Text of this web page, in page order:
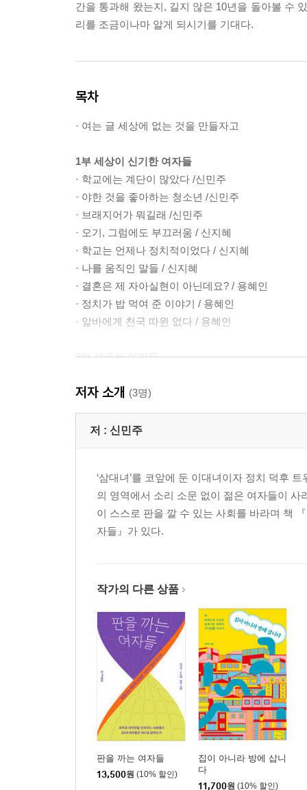
간을 통과해 왔는지, 길지 않은 10년을 돌아볼 수
리를 조금이나마 알게 되시기를 기대다.
목차
· 여는 글 세상에 없는 것을 만들자고
1부 세상이 신기한 여자들
· 학교에는 계단이 많았다 /신민주
· 야한 것을 좋아하는 청소년 /신민주
· 브래지어가 뭐길래 /신민주
· 오기, 그럼에도 부끄러움 / 신지혜
· 학교는 언제나 정치적이었다 / 신지혜
· 나를 움직인 말들 / 신지혜
· 결혼은 제 자아실현이 아닌데요? / 용혜인
· 정치가 밥 먹여 준 이야기 / 용혜인
· 알바에게 천국 따윈 없다 / 용혜인
2부 싸우는 여자들
· 사람은 꽃이다. 우리는 꽃이다. 노동자는 꽃이다.
· 강남구청 개새끼 / 신지혜
· 바닥에 코를 박는 개미들 / 신민주
· 당당히 산재를 신청하는 법 / 신민주
· 인생 참! 망했어요. / 용혜인
· 고양시 블랙리스트 / 신지혜
· 백만의 광장에서 끌어내린 것들 / 신민주
· 굿바이, 아재 정치 / 신민주
· 그래, 우리 창당합시다! / 신지혜
· 기본소득당 모험, 시동을 걸다 / 용혜인
· 5천 명, 어디에 있을까? / 용혜인
· 밥 축내는 사람 / 신민주
· 왜 하필 기본소득당인가요? / 신민주
· 바람 쐬러 갈까? / 신지혜
· OK, 계획대로 되고 있어 / 용혜인
· 곁들이는 글 반짝거리며 나를 물들인 사람들 / 문
저자 소개 (3명)
저 : 신민주
‘삼대녀’를 코앞에 둔 이대녀이자 정치 덕후
의 영역에서 소리 소문 없이 젊은 여자들이 사
이 스스로 판을 깔 수 있는 사회를 바라며 책
자들』가 있다.
작가의 다른 상품
판을 까는 여자들
13,500원 (10% 할인)
집이 아니라 방에 삽니
다
11,700원 (10% 할인)